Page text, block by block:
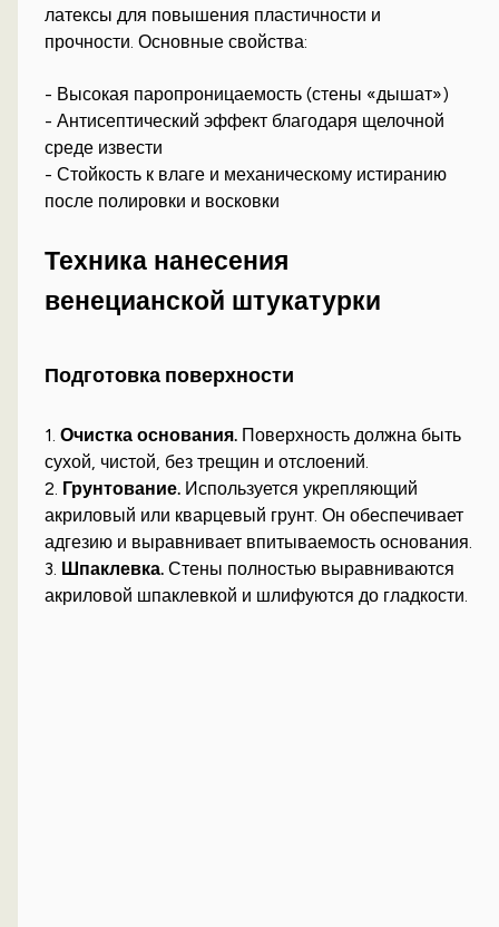
латексы для повышения пластичности и
прочности. Основные свойства:
- Высокая паропроницаемость (стены «дышат»)
- Антисептический эффект благодаря щелочной
среде извести
- Стойкость к влаге и механическому истиранию
после полировки и восковки
Техника нанесения
венецианской штукатурки
Подготовка поверхности
1.Очистка основания. Поверхность должна быть
сухой, чистой, без трещин и отслоений.
2. Грунтование. Используется укрепляющий
акриловый или кварцевый грунт. Он обеспечивает
адгезию и выравнивает впитываемость основания.
3. Шпаклевка. Стены полностью выравниваются
акриловой шпаклевкой и шлифуются до гладкости.